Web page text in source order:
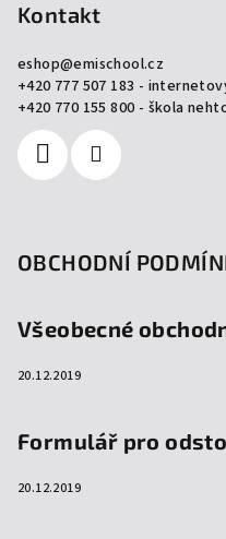
Kontakt
eshop@emischool.cz
+420 777 507 183 -
+420 770 155 800 - škola
OBCHODNÍ
Všeobecné
20.12.2019
Formulář pro
20.12.2019